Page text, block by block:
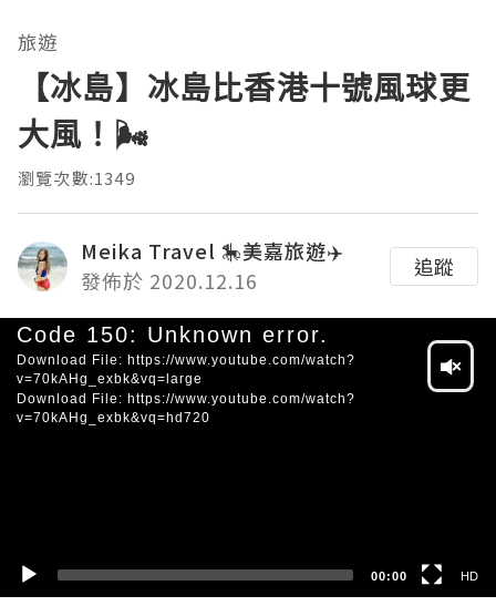
旅遊
【冰島】冰島比香港十號風球更
大風！🌬
瀏覽次數:1349
Meika Travel 🎠美嘉旅遊✈️
發佈於 2020.12.16
追蹤
Video
Player
Code 150: Unknown error.
Download File: https://www.youtube.com/watch?
v=70kAHg_exbk&vq=large
Download File: https://www.youtube.com/watch?
v=70kAHg_exbk&vq=hd720
00:00 HD